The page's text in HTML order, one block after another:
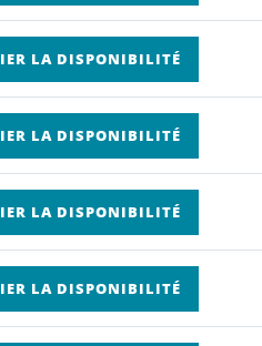
LA DISPONIBILITÉ
LA DISPONIBILITÉ
LA DISPONIBILITÉ
LA DISPONIBILITÉ